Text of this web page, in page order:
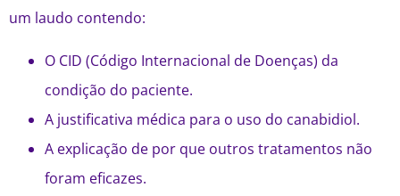
um laudo contendo:
O CID (Código Internacional de Doenças) da
condição do paciente.
A justificativa médica para o uso do canabidiol.
A explicação de por que outros tratamentos não
foram eficazes.